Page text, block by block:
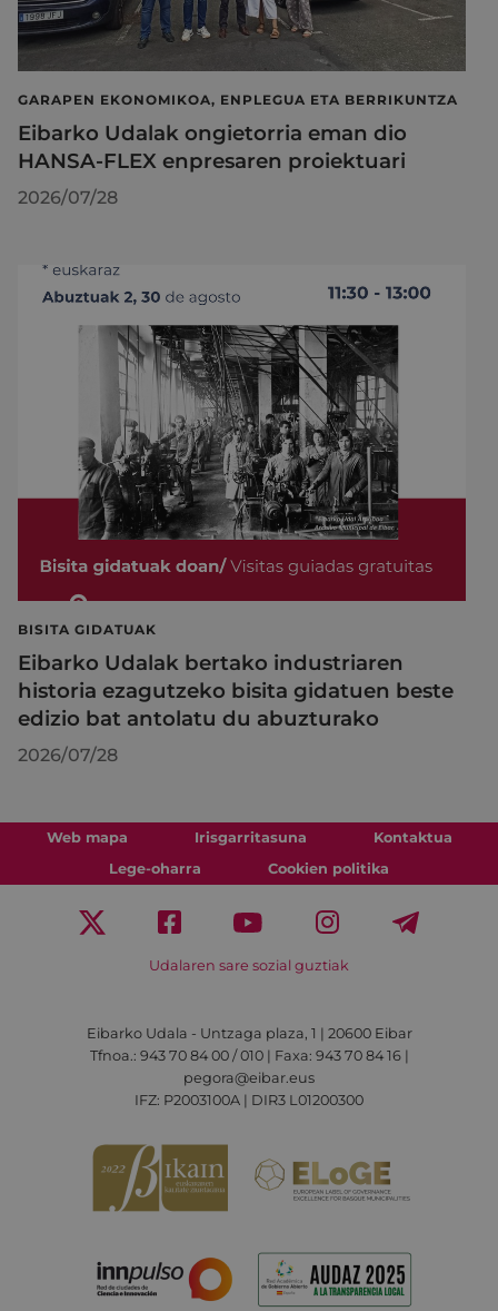
GARAPEN EKONOMIKOA, ENPLEGUA ETA BERRIKUNTZA
Eibarko Udalak ongietorria eman dio
HANSA-FLEX enpresaren proiektuari
2026/07/28
BISITA GIDATUAK
Eibarko Udalak bertako industriaren
historia ezagutzeko bisita gidatuen beste
edizio bat antolatu du abuzturako
2026/07/28
Web mapa Irisgarritasuna
Kontaktua
Lege-oharra
Cookien politika
Udalaren sare sozial guztiak
Eibarko Udala - Untzaga plaza, 1 | 20600 Eibar
Tfnoa.: 943 70 84 00 / 010 | Faxa: 943 70 84 16 |
pegora@eibar.eus
IFZ: P2003100A | DIR3 L01200300